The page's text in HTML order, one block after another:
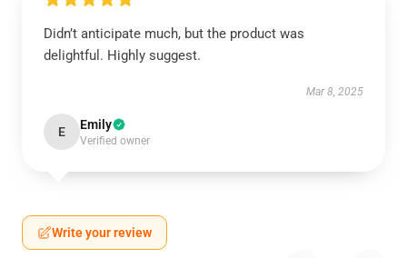
Didn’t anticipate much, but the product was
delightful. Highly suggest.
Mar 8, 2025
E Emily
Verified owner
Write your review